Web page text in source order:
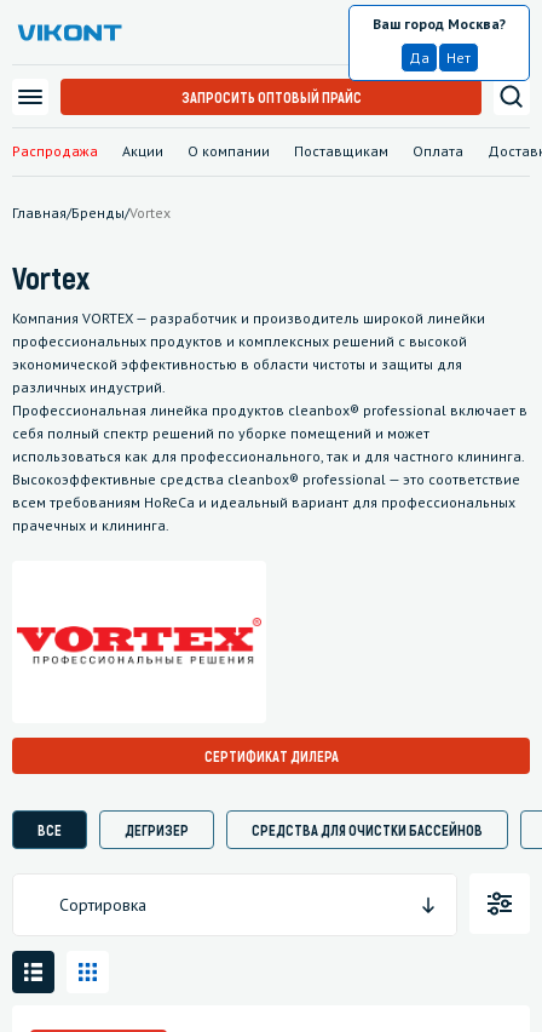
Распродажа Акции О компании Поставщикам Оплата
Москва
Ваш город Москва?
Да
Нет
ЗАПРОСИТЬ ОПТОВЫЙ ПРАЙС
Главная/Бренды/Vortex
Vortex
Компания VORTEX — разработчик и производитель широкой линейки
профессиональных продуктов и комплексных решений с высокой
экономической эффективностью в области чистоты и защиты для
различных индустрий.
Профессиональная линейка продуктов cleanbox® professional включает в
себя полный спектр решений по уборке помещений и может
использоваться как для профессионального, так и для частного клининга.
Высокоэффективные средства cleanbox® professional — это соответствие
всем требованиям HoReCa и идеальный вариант для профессиональных
прачечных и клининга.
СЕРТИФИКАТ ДИЛЕРА
ВСЕ ДЕГРИЗЕР СРЕДСТВА ДЛЯ ОЧИСТКИ БАССЕЙНОВ
Сортировка